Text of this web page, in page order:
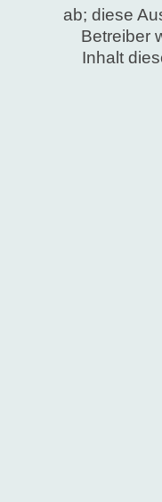
ab; diese
Betreiber
Inhalt